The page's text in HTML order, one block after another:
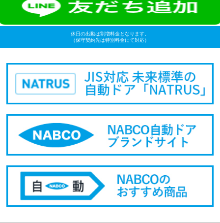
休日の出動は割増料金となります。
（保守契約先は特別料金にて対応）